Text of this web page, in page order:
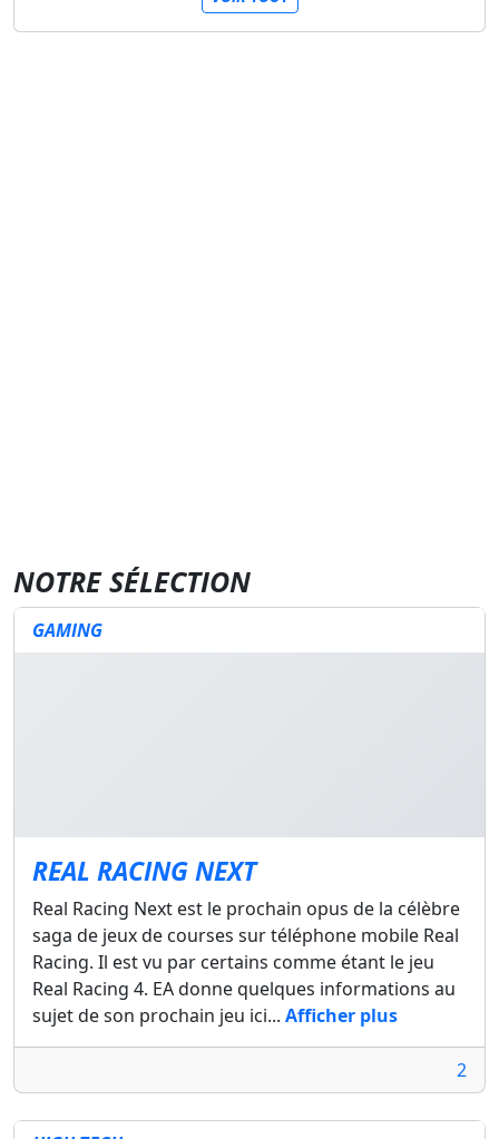
NOTRE SÉLECTION
GAMING
REAL RACING NEXT
Real Racing Next est le prochain opus de la célèbre
saga de jeux de courses sur téléphone mobile Real
Racing. Il est vu par certains comme étant le jeu
Real Racing 4. EA donne quelques informations au
sujet de son prochain jeu ici... Afficher plus
2